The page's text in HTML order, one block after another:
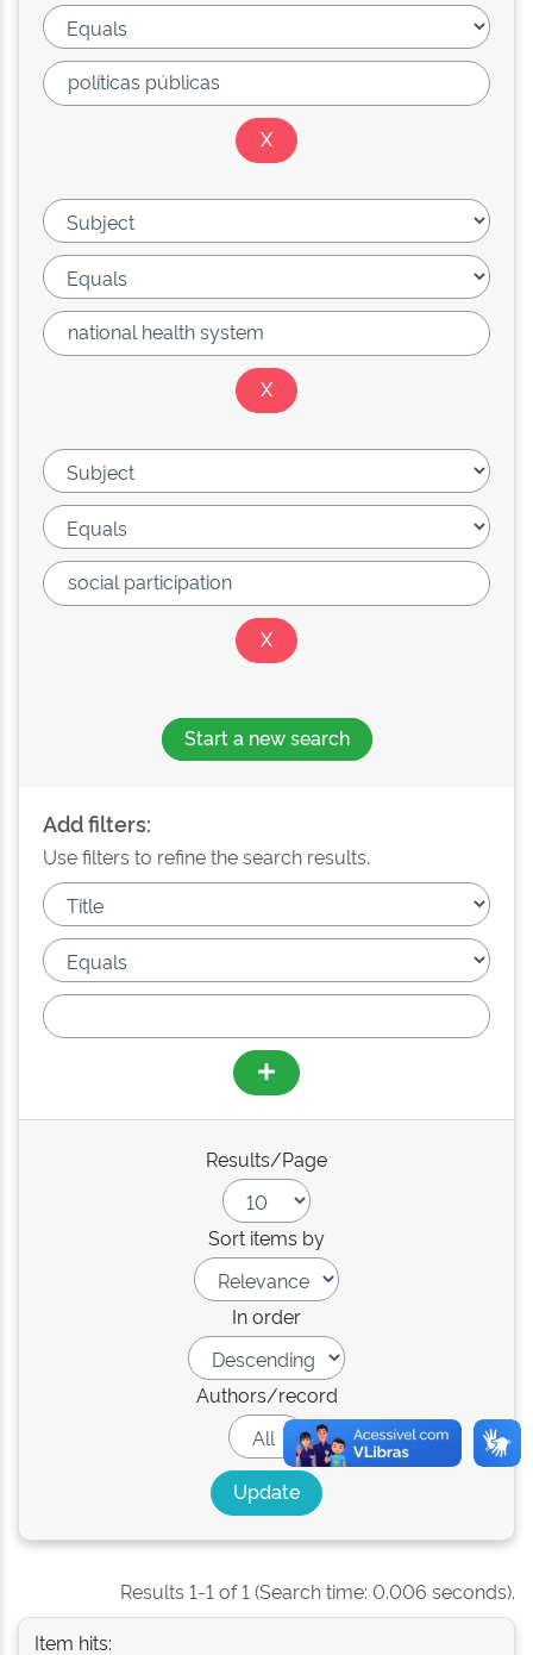
Start a new search
Add filters:
Use filters to refine the search results.
Results/Page
Sort items by
In order
Authors/record
Results 1-1 of 1 (Search time: 0.006 seconds).
Item hits: